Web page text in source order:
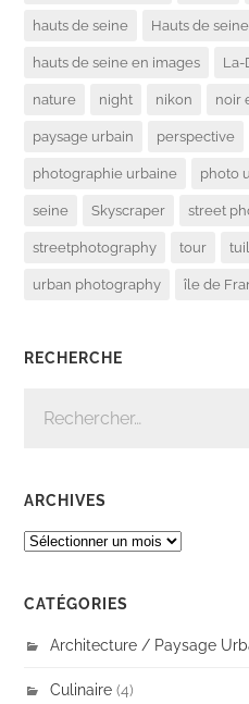
hauts de seine Hauts de
hauts de seine en images La-
nature night nikon noir
paysage urbain perspective
photographie urbaine photo
seine Skyscraper street
streetphotography tour
urban photography île de
RECHERCHE
ARCHIVES
ARCHIVES
CATÉGORIES
Architecture / Paysage
Culinaire (4)